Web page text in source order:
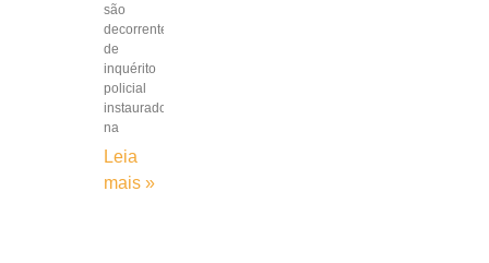
são
decorrentes
de
inquérito
policial
instaurado
na
Leia
mais »